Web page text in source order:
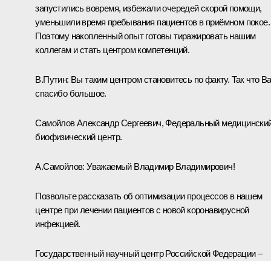
запустились вовремя, избежали очередей скорой помощи,
уменьшили время пребывания пациентов в приёмном покое.
Поэтому накопленный опыт готовы тиражировать нашим
коллегам и стать центром компетенций.
В.Путин: Вы таким центром становитесь по факту. Так что
спасибо большое.
Самойлов Александр Сергеевич, Федеральный
биофизический центр.
А.Самойлов: Уважаемый Владимир Владимирович!
Позвольте рассказать об оптимизации процессов в нашем
центре при лечении пациентов с новой коронавирусной
инфекцией.
Государственный научный центр Российской Федерации –